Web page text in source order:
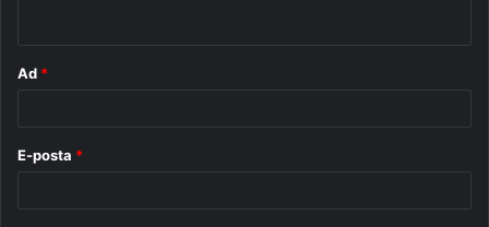
Ad *
E-posta *